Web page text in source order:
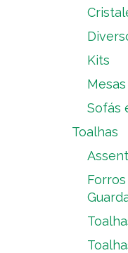
Kits
Mesas
Sofás
Toalhas